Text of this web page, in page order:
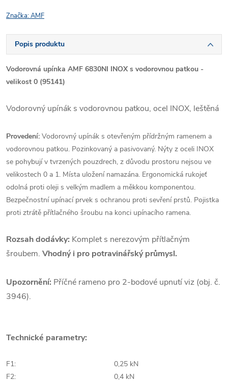
Značka:AMF
Popis produktu
Vodorovná upínka AMF 6830NI INOX s vodorovnou patkou -
velikost 0 (95141)
Vodorovný upínák s vodorovnou patkou, ocel INOX, leštěná
Provedení: Vodorovný upínák s otevřeným přídržným ramenem a
vodorovnou patkou. Pozinkovaný a pasivovaný. Nýty z oceli INOX
se pohybují v tvrzených pouzdrech, z důvodu prostoru nejsou ve
velikostech 0 a 1. Místa uložení namazána. Ergonomická rukojeť
odolná proti oleji s velkým madlem a měkkou komponentou.
Bezpečnostní upínací prvek s ochranou proti sevření prstů. Pojistka
proti ztrátě přítlačného šroubu na konci upínacího ramena.
Rozsah dodávky: Komplet s nerezovým přítlačným
šroubem. Vhodný i pro potravinářský průmysl.
Upozornění: Příčné rameno pro 2-bodové upnutí viz (obj. č.
3946).
Technické parametry:
F1:
0,25 kN
F2:
0,4 kN